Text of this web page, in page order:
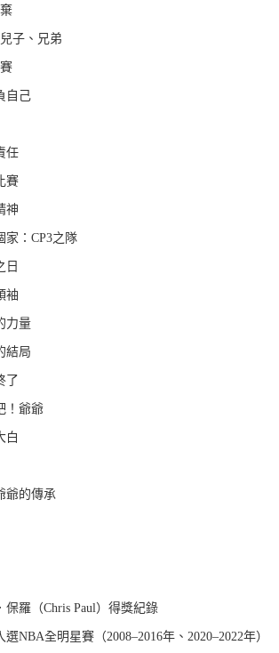
子、兄弟
自己
任
賽
神
家：CP3之隊
日
袖
力量
結局
了
！爺爺
白
的傳承
保羅（Chris Paul）得獎紀錄
選NBA全明星賽（2008–2016年、2020–2022年）